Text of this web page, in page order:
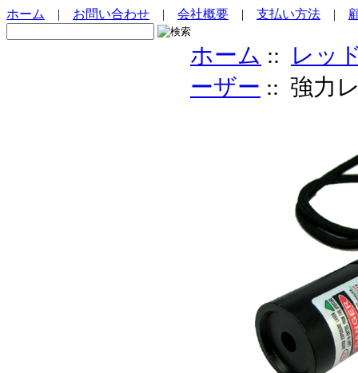
ホーム | お問い合わせ | 会社概要 | 支払い方法 |
ホーム ::
レッ
ーザー :: 強力